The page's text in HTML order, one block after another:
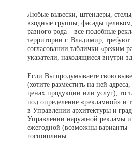
Любые вывески, штендеры,
входные группы, фасады
разного рода – все подобные
территории г. Владимир,
согласовании таблички «режим
указатели, находящиеся внутри
Если Вы продумываете свою
(хотите разместить на ней
ценах продукции или услуг), то
под определение «рекламной» и
в Управлении архитектуры и
Управлении наружной рекламы
ежегодной (возможны варианты
госпошлины.